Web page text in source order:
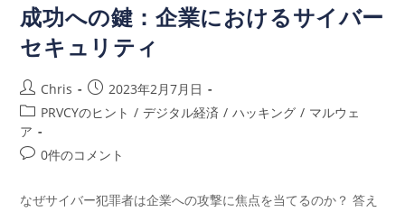
成功への鍵：企業におけるサイバー
セキュリティ
Chris
2023年2月7月日
PRVCYのヒント / デジタル経済 / ハッキング / マルウェ
ア
0件のコメント
なぜサイバー犯罪者は企業への攻撃に焦点を当てるのか？ 答え